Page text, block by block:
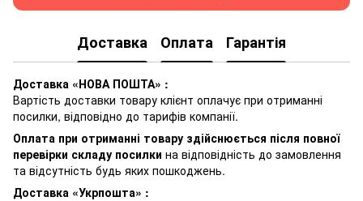
Доставка Оплата Гарантія
Доставка «НОВА ПОШТА» :
Вартість доставки товару клієнт оплачує при отриманні
посилки, відповідно до тарифів компанії.
Оплата при отриманні товару здійснюється після повної
перевірки складу посилки на відповідність до замовлення
та відсутність будь яких пошкоджень.
Доставка «Укрпошта» :